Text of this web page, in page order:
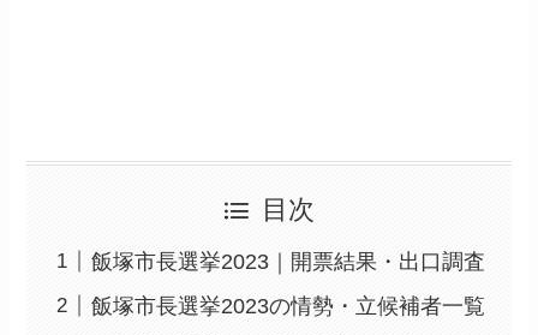
目次
飯塚市長選挙2023｜開票結果・出口調査
飯塚市長選挙2023の情勢・立候補者一覧